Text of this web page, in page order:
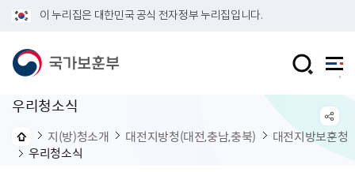
이 누리집은 대한민국 공식 전자정부 누리집입니다.
우리청소식
지(방)청소개 대전지방청(대전,충남,충북)
대전지방보훈청
우리청소식